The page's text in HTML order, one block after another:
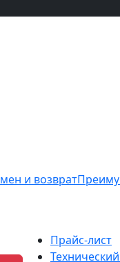
и возврат
Прайс-лист